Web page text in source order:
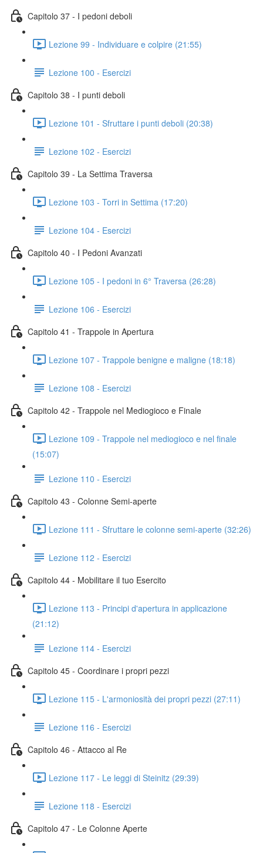
Capitolo 37 - I pedoni deboli
Lezione 99 - Individuare e colpire (21:55)
Lezione 100 - Esercizi
Capitolo 38 - I punti deboli
Lezione 101 - Sfruttare i punti deboli (20:38)
Lezione 102 - Esercizi
Capitolo 39 - La Settima Traversa
Lezione 103 - Torri in Settima (17:20)
Lezione 104 - Esercizi
Capitolo 40 - I Pedoni Avanzati
Lezione 105 - I pedoni in 6° Traversa (26:28)
Lezione 106 - Esercizi
Capitolo 41 - Trappole in Apertura
Lezione 107 - Trappole benigne e maligne (18:18)
Lezione 108 - Esercizi
Capitolo 42 - Trappole nel Mediogioco e Finale
Lezione 109 - Trappole nel mediogioco e nel finale
(15:07)
Lezione 110 - Esercizi
Capitolo 43 - Colonne Semi-aperte
Lezione 111 - Sfruttare le colonne semi-aperte (32:26)
Lezione 112 - Esercizi
Capitolo 44 - Mobilitare il tuo Esercito
Lezione 113 - Principi d'apertura in applicazione
(21:12)
Lezione 114 - Esercizi
Capitolo 45 - Coordinare i propri pezzi
Lezione 115 - L'armoniosità dei propri pezzi (27:11)
Lezione 116 - Esercizi
Capitolo 46 - Attacco al Re
Lezione 117 - Le leggi di Steinitz (29:39)
Lezione 118 - Esercizi
Capitolo 47 - Le Colonne Aperte